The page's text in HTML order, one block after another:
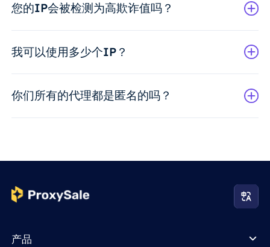
您的IP会被检测为高欺诈值吗？
我可以使用多少个IP？
你们所有的代理都是匿名的吗？
产品